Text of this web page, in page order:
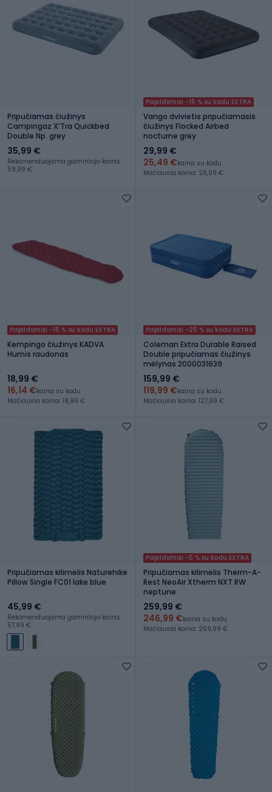
Pripučiamas čiužinys
Campingaz X’Tra Quickbed
Double Np. grey
35,99 €
Rekomenduojama gamintojo kaina:
59,99 €
Papildomai -15 % su kodu EXTRA
Vango dvivietis pripučiamasis
čiužinys Flocked Airbed
nocturne grey
29,99 €
25,49 €kaina su kodu
Mažiausia kaina: 26,99 €
Papildomai -15 % su kodu EXTRA
Kempingo čiužinys KADVA
Humis raudonas
18,99 €
16,14 €kaina su kodu
Mažiausia kaina: 18,99 €
Papildomai -25 % su kodu EXTRA
Coleman Extra Durable Raised
Double pripučiamas čiužinys
mėlynas 2000031639
159,99 €
119,99 €kaina su kodu
Mažiausia kaina: 127,99 €
Pripučiamas kilimėlis Naturehike
Pillow Single FC01 lake blue
45,99 €
Rekomenduojama gamintojo kaina:
57,99 €
Papildomai -5 % su kodu EXTRA
Pripučiamas kilimėlis Therm-A-
Rest NeoAir Xtherm NXT RW
neptune
259,99 €
246,99 €kaina su kodu
Mažiausia kaina: 259,99 €